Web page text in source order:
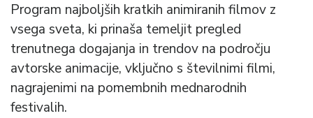
Program najboljših kratkih animiranih filmov z
vsega sveta, ki prinaša temeljit pregled
trenutnega dogajanja in trendov na področju
avtorske animacije, vključno s številnimi filmi,
nagrajenimi na pomembnih mednarodnih
festivalih.